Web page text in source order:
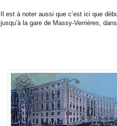
Il est à noter aussi que c’est ici que
jusqu’à la gare de Massy-Verrières,